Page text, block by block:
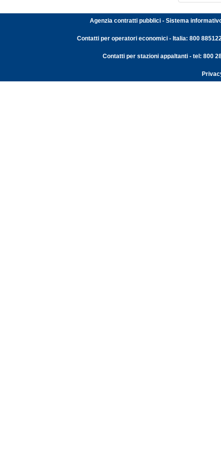
Agenzia contratti pubblici - Sistema
Contatti per operatori economici - Italia: 800
Contatti per stazioni appaltanti - tel: 800